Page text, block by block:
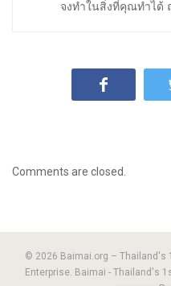
จงทำในสิ่งที่คุณทำไ
Comments are closed.
© 2026 Baimai.org – Thailand's
Enterprise. Baimai - Thailand's